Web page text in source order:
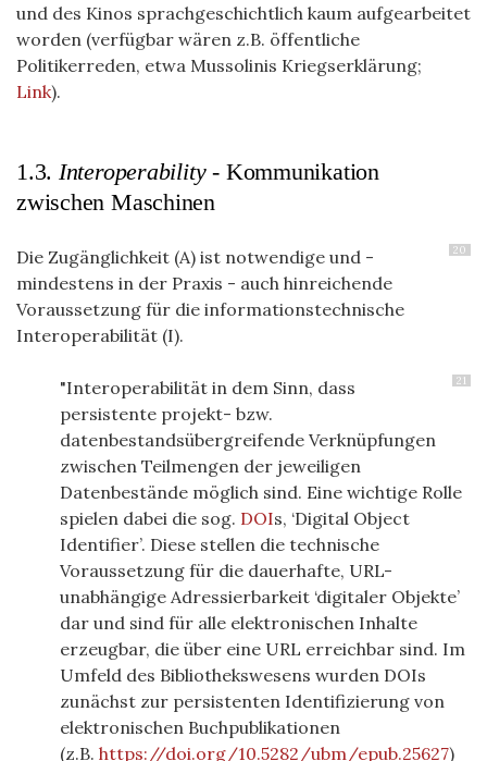
und des Kinos sprachgeschichtlich kaum aufgearbeitet
worden (verfügbar wären z.B. öffentliche
Politikerreden, etwa Mussolinis Kriegserklärung;
Link).
1.3. Interoperability - Kommunikation
zwischen Maschinen
20
Die Zugänglichkeit (A) ist notwendige und -
mindestens in der Praxis - auch hinreichende
Voraussetzung für die informationstechnische
Interoperabilität (I).
21
"Interoperabilität in dem Sinn, dass
persistente projekt- bzw.
datenbestandsübergreifende Verknüpfungen
zwischen Teilmengen der jeweiligen
Datenbestände möglich sind. Eine wichtige Rolle
spielen dabei die sog. DOIs, ‘Digital Object
Identifier’. Diese stellen die technische
Voraussetzung für die dauerhafte, URL-
unabhängige Adressierbarkeit ‘digitaler Objekte’
dar und sind für alle elektronischen Inhalte
erzeugbar, die über eine URL erreichbar sind. Im
Umfeld des Bibliothekswesens wurden DOIs
zunächst zur persistenten Identifizierung von
elektronischen Buchpublikationen
(z.B. https://doi.org/10.5282/ubm/epub.25627)